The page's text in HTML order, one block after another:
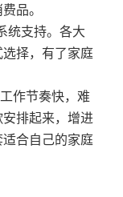
品。
统支持。各大
择，有了家庭
作节奏快，难
排起来，增进
合自己的家庭